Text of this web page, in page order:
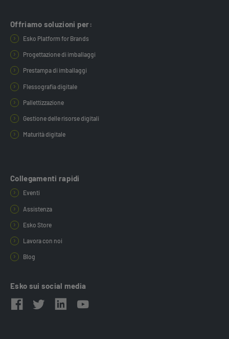
Offriamo soluzioni per:
Esko Platform for Brands
Progettazione di imballaggi
Prestampa di imballaggi
Flessografia digitale
Pallettizzazione
Gestione delle risorse digitali
Maturità digitale
Collegamenti rapidi
Eventi
Assistenza
Esko Store
Lavora con noi
Blog
Esko sui social media